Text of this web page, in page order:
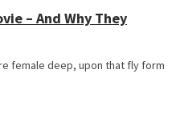
– And Why They
female deep, upon that fly form